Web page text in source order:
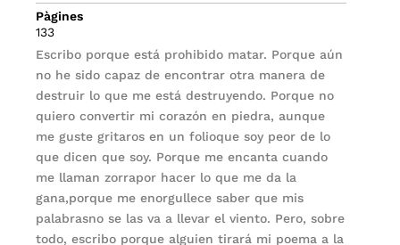
Pàgines
133
Escribo porque está prohibido matar. Porque aún
no he sido capaz de encontrar otra manera de
destruir lo que me está destruyendo. Porque no
quiero convertir mi corazón en piedra, aunque
me guste gritaros en un folioque soy peor de lo
que dicen que soy. Porque me encanta cuando
me llaman zorrapor hacer lo que me da la
gana,porque me enorgullece saber que mis
palabrasno se las va a llevar el viento. Pero, sobre
todo, escribo porque alguien tirará mi poema a la